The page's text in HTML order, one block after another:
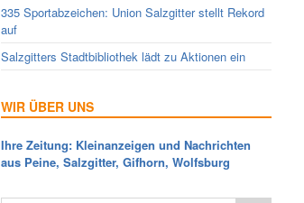
335 Sportabzeichen: Union Salzgitter stellt Rekord
auf
Salzgitters Stadtbibliothek lädt zu Aktionen ein
WIR ÜBER UNS
Ihre Zeitung: Kleinanzeigen und Nachrichten
aus Peine, Salzgitter, Gifhorn, Wolfsburg